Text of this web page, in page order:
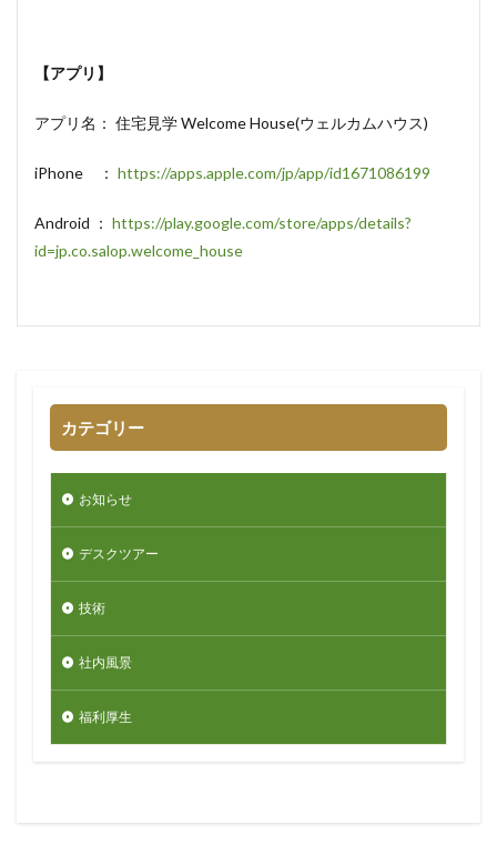
【アプリ】
アプリ名： 住宅見学 Welcome House(ウェルカムハウス)
iPhone ： https://apps.apple.com/jp/app/id1671086199
Android ： https://play.google.com/store/apps/details?
id=jp.co.salop.welcome_house
カテゴリー
お知らせ
デスクツアー
技術
社内風景
福利厚生